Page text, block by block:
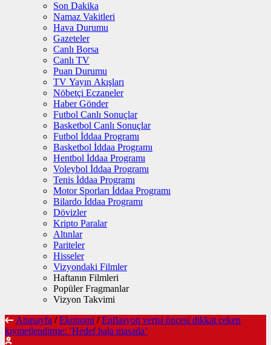
Son Dakika
Namaz Vakitleri
Hava Durumu
Gazeteler
Canlı Borsa
Canlı TV
Puan Durumu
TV Yayın Akışları
Nöbetçi Eczaneler
Haber Gönder
Futbol Canlı Sonuçlar
Basketbol Canlı Sonuçlar
Futbol İddaa Programı
Basketbol İddaa Programı
Hentbol İddaa Programı
Voleybol İddaa Programı
Tenis İddaa Programı
Motor Sporları İddaa Programı
Bilardo İddaa Programı
Dövizler
Kripto Paralar
Altınlar
Pariteler
Hisseler
Vizyondaki Filmler
Haftanın Filmleri
Popüler Fragmanlar
Vizyon Takvimi
Anasayfa / Ekonomi / Enflasyon verisi öncesi dikkat çeken
kıymetlendirme: ‘Hedef hala masada’